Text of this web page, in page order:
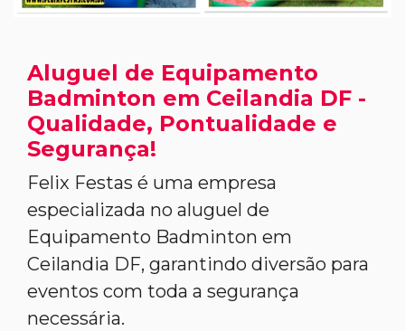
Aluguel de Equipamento
Badminton em Ceilandia DF -
Qualidade, Pontualidade e
Segurança!
Felix Festas é uma empresa
especializada no aluguel de
Equipamento Badminton em
Ceilandia DF, garantindo diversão para
eventos com toda a segurança
necessária.